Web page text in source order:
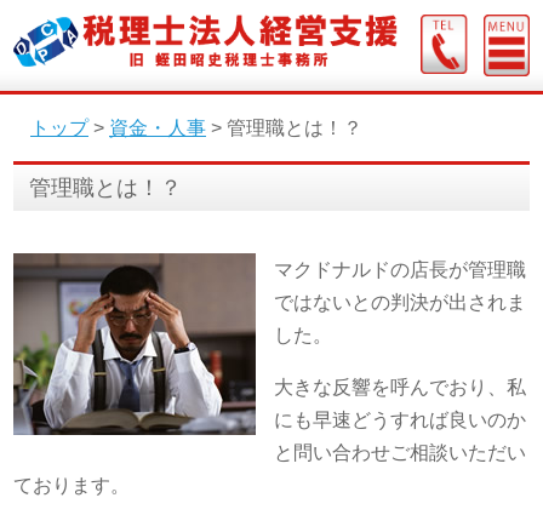
トップ> 資金・人事 > 管理職とは！？
管理職とは！？
マクドナルドの店長が管理職
ではないとの判決が出されま
した。
大きな反響を呼んでおり、私
にも早速どうすれば良いのか
と問い合わせご相談いただい
ております。